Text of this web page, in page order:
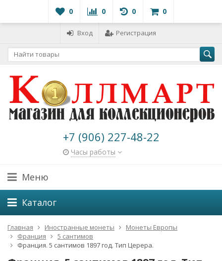
0 0 0 0
Вход Регистрация
+7 (906) 227-48-22
Часы работы
Меню
Каталог
Главная Иностранные монеты
Монеты Европы
Франция
5 сантимов
Франция. 5 сантимов 1897 год. Тип Церера.